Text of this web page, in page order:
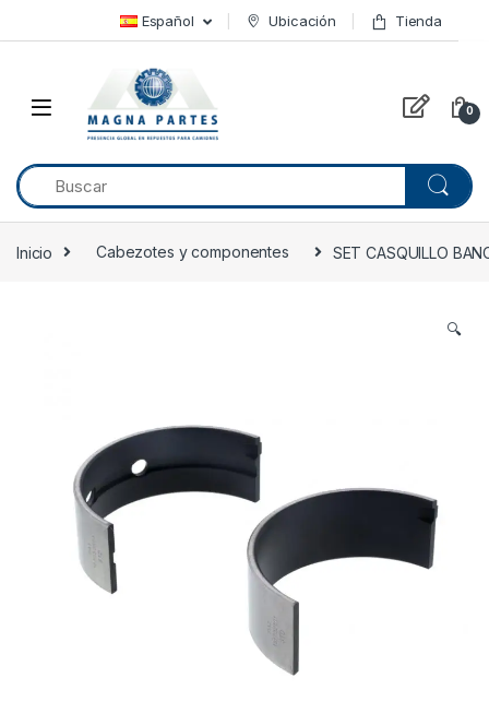
Skip to navigation Español Ubicación Tienda
0
Inicio Cabezotes y componentes SET CASQUILLO
🔍